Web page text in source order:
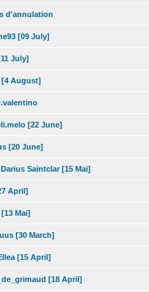
d'annulation
[09 July]
July]
[4 August]
[22 June]
[20 June]
Saintclar [15 Mai]
April]
Mai]
[30 March]
[15 April]
[18 April]